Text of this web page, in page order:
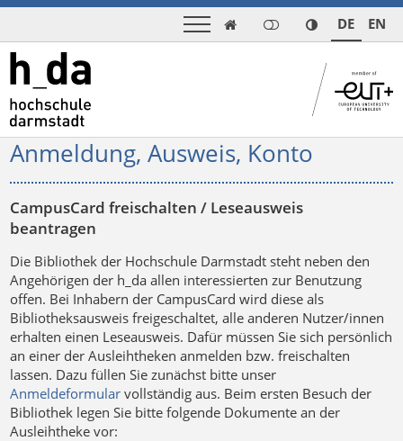
 DE EN
Anmeldung, Ausweis, Konto
CampusCard freischalten / Leseausweis
beantragen
Die Bibliothek der Hochschule Darmstadt steht neben den
Angehörigen der h_da allen interessierten zur Benutzung
offen. Bei Inhabern der CampusCard wird diese als
Bibliotheksausweis freigeschaltet, alle anderen Nutzer/innen
erhalten einen Leseausweis. Dafür müssen Sie sich persönlich
an einer der Ausleihtheken anmelden bzw. freischalten
lassen. Dazu füllen Sie zunächst bitte unser
Anmeldeformular vollständig aus. Beim ersten Besuch der
Bibliothek legen Sie bitte folgende Dokumente an der
Ausleihtheke vor: